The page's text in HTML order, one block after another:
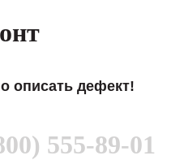
описать дефект!
555-89-01